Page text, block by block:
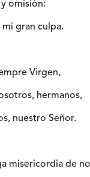
omisión:
gran culpa.
Virgen,
hermanos,
nuestro Señor.
misericordia de